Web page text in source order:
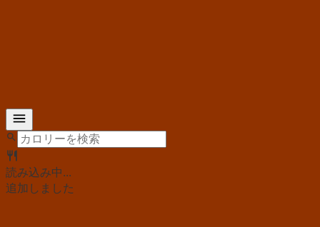
読み込み中...
追加しました